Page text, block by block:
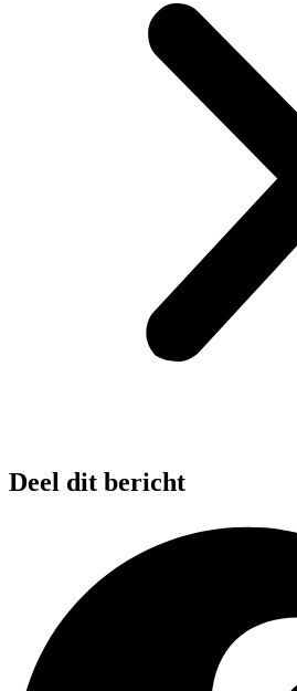
Deel dit bericht